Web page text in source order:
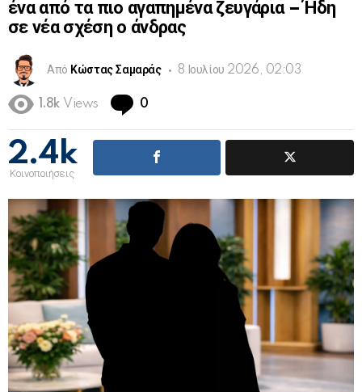
ένα από τα πιο αγαπημένα ζευγάρια – Ήδη
σε νέα σχέση ο άνδρας
Από Κώστας Σαμαράς 8 Ιουλίου 2026, 02:03
1.8k Views 0
2.4k
Κοινοποιήσεις